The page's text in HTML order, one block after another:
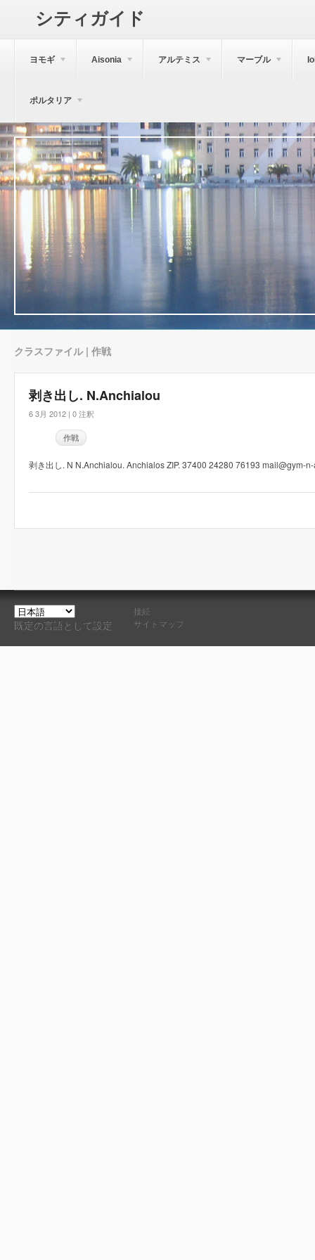
シティガイド
ヨモギ Aisonia アルテミス マーブル
ポルタリア
クラスファイル | 作戦
剥き出し. N.Anchialou
6 3月 2012 | 0 注釈
作戦
剥き出し. N N.Anchialou. Anchialos ZIP. 37400 24280 76193 mail@gym-
既定の言語として設定
接続
サイトマップ